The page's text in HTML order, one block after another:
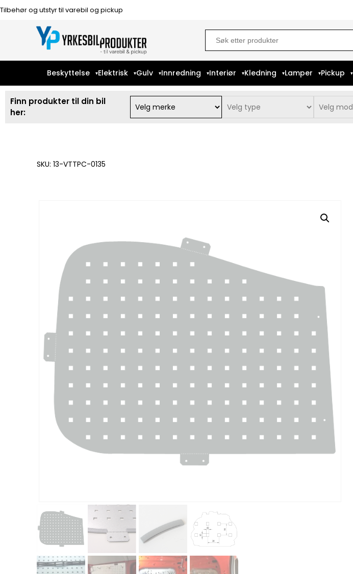
Tilbehør og utstyr til varebil og pickup
Search
for:
Beskyttelse Elektrisk Gulv Innredning Interiør Kledning Lamper Pickup
Finn produkter til din bil
her:
SKU: 13-VTTPC-0135